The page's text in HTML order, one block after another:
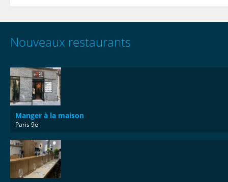
Nouveaux restaurants
Manger à la maison
Paris 9e